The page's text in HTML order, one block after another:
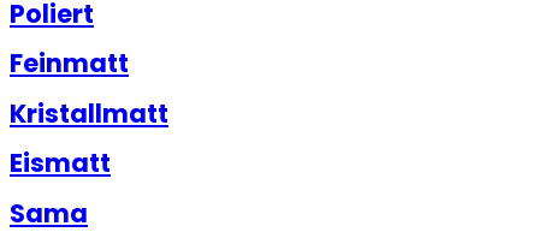
Poliert
Feinmatt
Kristallmatt
Eismatt
Sama